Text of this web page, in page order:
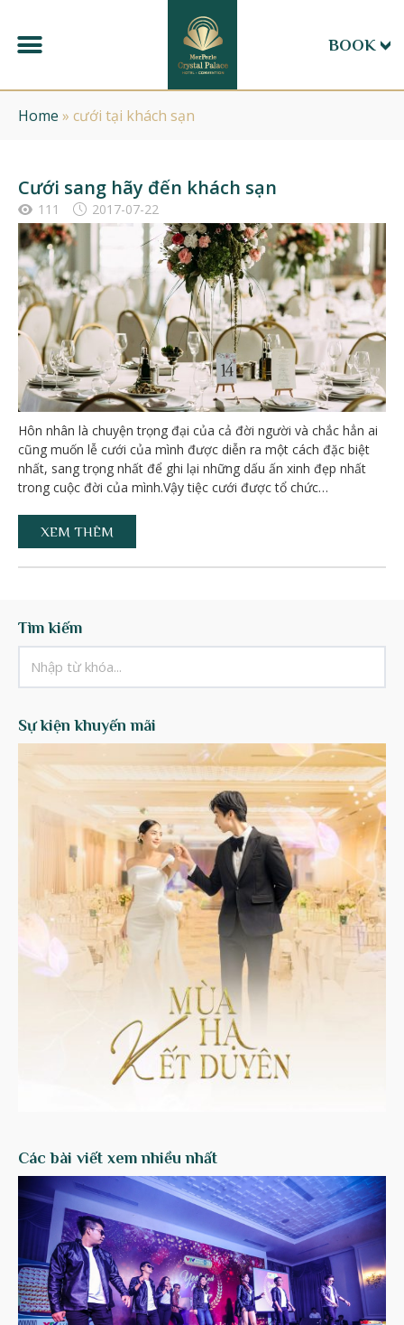
BOOK
Home » cưới tại khách sạn
Cưới sang hãy đến khách sạn
111 2017-07-22
Hôn nhân là chuyện trọng đại của cả đời người và chắc hẳn ai
cũng muốn lễ cưới của mình được diễn ra một cách đặc biệt
nhất, sang trọng nhất để ghi lại những dấu ấn xinh đẹp nhất
trong cuộc đời của mình.Vậy tiệc cưới được tổ chức…
XEM THÊM
Tìm kiếm
Sự kiện khuyến mãi
Các bài viết xem nhiều nhất